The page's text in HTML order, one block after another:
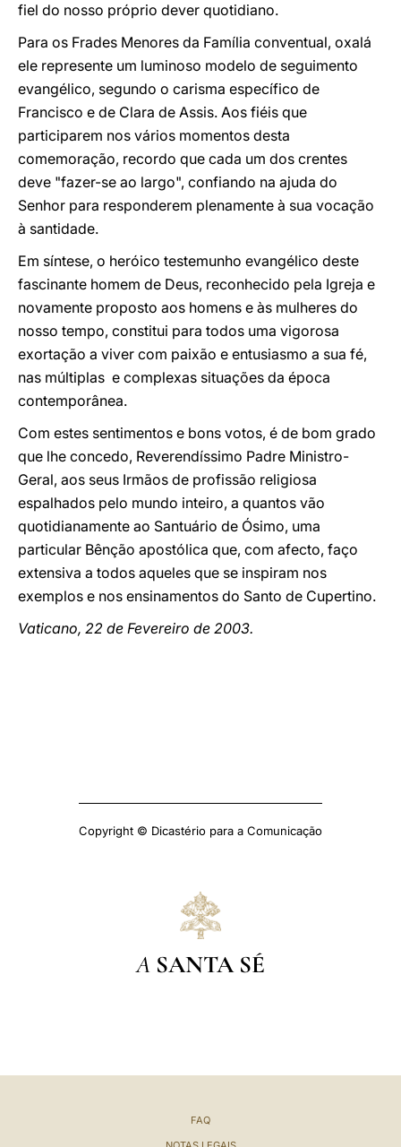
fiel do nosso próprio dever quotidiano.
Para os Frades Menores da Família conventual, oxalá
ele represente um luminoso modelo de seguimento
evangélico, segundo o carisma específico de
Francisco e de Clara de Assis. Aos fiéis que
participarem nos vários momentos desta
comemoração, recordo que cada um dos crentes
deve "fazer-se ao largo", confiando na ajuda do
Senhor para responderem plenamente à sua vocação
à santidade.
Em síntese, o heróico testemunho evangélico deste
fascinante homem de Deus, reconhecido pela Igreja e
novamente proposto aos homens e às mulheres do
nosso tempo, constitui para todos uma vigorosa
exortação a viver com paixão e entusiasmo a sua fé,
nas múltiplas e complexas situações da época
contemporânea.
Com estes sentimentos e bons votos, é de bom grado
que lhe concedo, Reverendíssimo Padre Ministro-
Geral, aos seus Irmãos de profissão religiosa
espalhados pelo mundo inteiro, a quantos vão
quotidianamente ao Santuário de Ósimo, uma
particular Bênção apostólica que, com afecto, faço
extensiva a todos aqueles que se inspiram nos
exemplos e nos ensinamentos do Santo de Cupertino.
Vaticano, 22 de Fevereiro de 2003.
Copyright © Dicastério para a Comunicação
A SANTA SÉ
FAQ